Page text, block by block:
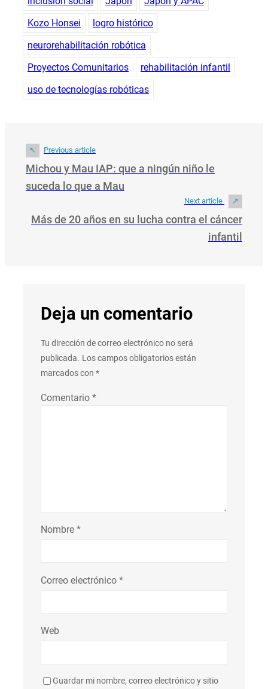
Kozo Honsei
logro histórico
neurorehabilitación robótica
Proyectos Comunitarios
rehabilitación infantil
uso de tecnologías robóticas
Previous article
Michou y Mau IAP: que a ningún niño le
suceda lo que a Mau
Next article
Más de 20 años en su lucha contra el cáncer
infantil
Deja un comentario
Tu dirección de correo electrónico no será
publicada. Los campos obligatorios están
marcados con *
Comentario *
Nombre *
Correo electrónico *
Web
Guardar mi nombre, correo electrónico y sitio